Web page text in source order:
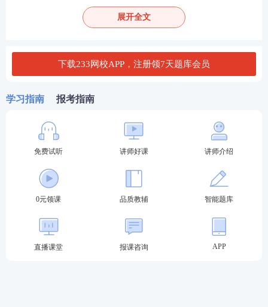
流报考科目，覆盖考生刚需备考学科，适配绝大多数
考生的复习需求，资料实用性极强。
覆盖科目：中级《经济基础知识》+《人力资源管
理》+《工商管理》+《金融》四大热门科目，满足不
套试卷，严格按照教材章节顺序整理题目，贴合考生
日常逐章学习、随学随练的复习节奏。
题目来源：
精选近3-5年考试真题，题目贴合考情，能
够真实反映中级经济师考试的出题风格、高频考点和
展开全文
下载233网校APP，注册领7天题库会员
学习指南 报考指南
免费试听 讲师好课 讲师介绍
0元领课 品质教辅 智能题库
直播课堂 报课咨询 APP